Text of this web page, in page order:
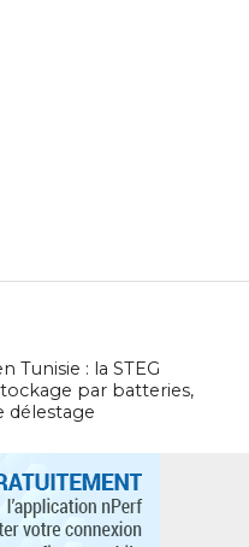
Tunisie : la STEG
par batteries,
délestage